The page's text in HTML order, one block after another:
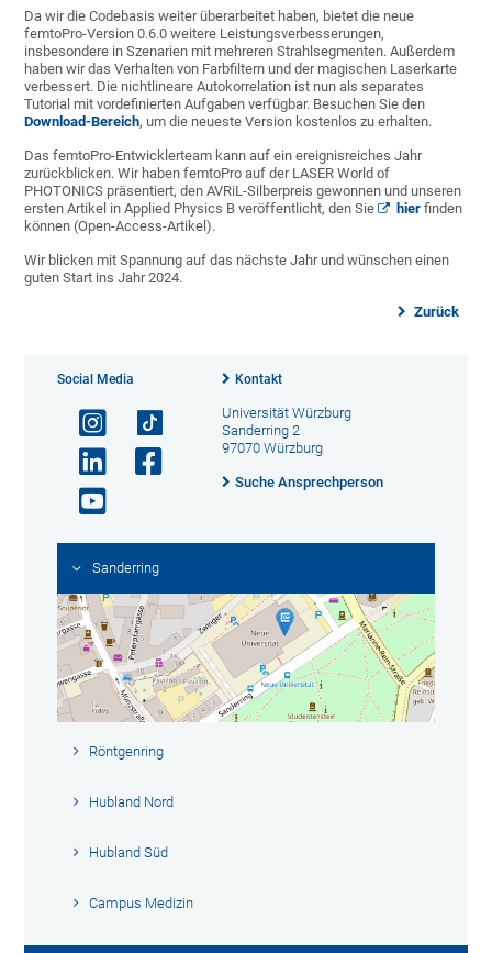
Da wir die Codebasis weiter überarbeitet haben, bietet die neue
femtoPro-Version 0.6.0 weitere Leistungsverbesserungen,
insbesondere in Szenarien mit mehreren Strahlsegmenten. Außerdem
haben wir das Verhalten von Farbfiltern und der magischen Laserkarte
verbessert. Die nichtlineare Autokorrelation ist nun als separates
Tutorial mit vordefinierten Aufgaben verfügbar. Besuchen Sie den
Download-Bereich, um die neueste Version kostenlos zu erhalten.
Das femtoPro-Entwicklerteam kann auf ein ereignisreiches Jahr
zurückblicken. Wir haben femtoPro auf der LASER World of
PHOTONICS präsentiert, den AVRiL-Silberpreis gewonnen und unseren
ersten Artikel in Applied Physics B veröffentlicht, den Sie
hier finden
können (Open-Access-Artikel).
Wir blicken mit Spannung auf das nächste Jahr und wünschen einen
guten Start ins Jahr 2024.
Zurück
Social Media Kontakt
Universität Würzburg
Sanderring 2
97070 Würzburg
Suche Ansprechperson
Sanderring
Röntgenring
Hubland Nord
Hubland Süd
Campus Medizin